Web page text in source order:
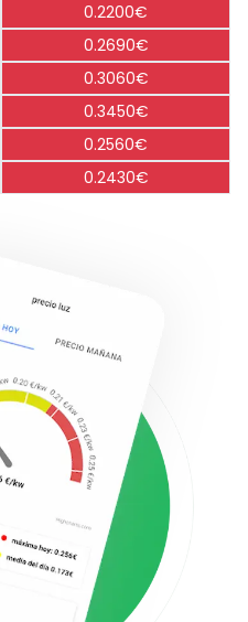
0.2200€
0.2690€
0.3060€
0.3450€
0.2560€
0.2430€